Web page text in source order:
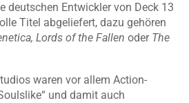
deutschen Entwickler von Deck 13
Titel abgeliefert, dazu gehören
Lords of the Fallen oder The
waren vor allem Action-
und damit auch